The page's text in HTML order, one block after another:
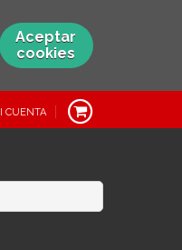
Aceptar
cookies
CUENTA